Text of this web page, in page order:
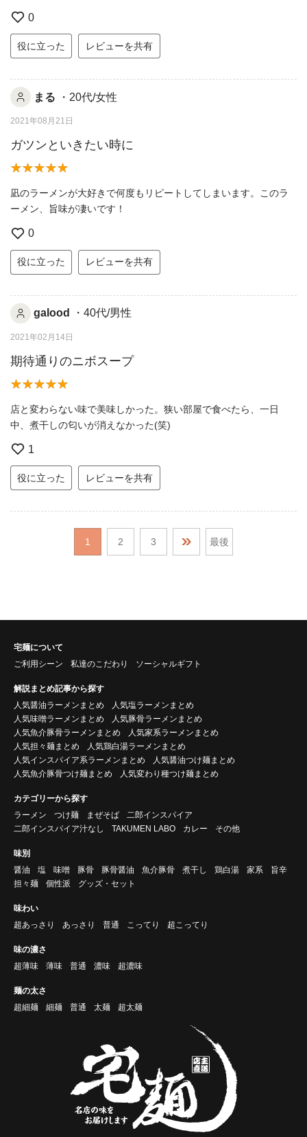
0
役に立った レビューを共有
まる ・20代/女性
2021年08月21日
ガツンといきたい時に
凪のラーメンが大好きで何度もリピートしてしまいます。このラ
ーメン、旨味が凄いです！
0
役に立った レビューを共有
galood ・40代/男性
2021年02月14日
期待通りのニボスープ
店と変わらない味で美味しかった。狭い部屋で食べたら、一日
中、煮干しの匂いが消えなかった(笑)
1
役に立った レビューを共有
1 2 3 最後
宅麺について
ご利用シーン
私達のこだわり ソーシャルギフト
解説まとめ記事から探す
人気醤油ラーメンまとめ
人気塩ラーメンまとめ
人気味噌ラーメンまとめ
人気豚骨ラーメンまとめ
人気魚介豚骨ラーメンまとめ
人気家系ラーメンまとめ
人気担々麺まとめ
人気鶏白湯ラーメンまとめ
人気インスパイア系ラーメンまとめ
人気醤油つけ麺まとめ
人気魚介豚骨つけ麺まとめ
人気変わり種つけ麺まとめ
カテゴリーから探す
ラーメン
つけ麺 まぜそば
二郎インスパイア
二郎インスパイア汁なし
TAKUMEN LABO カレー その他
味別
醤油
塩 味噌 豚骨 豚骨醤油 魚介豚骨 煮干し 鶏白湯 家系
旨辛
担々麺
個性派 グッズ・セット
味わい
超あっさり
あっさり 普通 こってり 超こってり
味の濃さ
超薄味
薄味 普通 濃味 超濃味
麺の太さ
超細麺
細麺 普通 太麺 超太麺